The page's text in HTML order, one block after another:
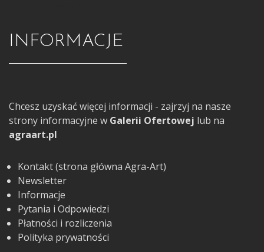
INFORMACJE
Chcesz uzyskać więcej informacji - zajrzyj na nasze
strony informacyjne w Galerii Ofertowej lub na
agraart.pl
Kontakt (strona główna Agra-Art)
Newsletter
Informacje
Pytania i Odpowiedzi
Płatności i rozliczenia
Polityka prywatności